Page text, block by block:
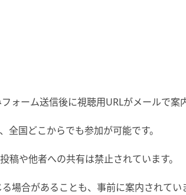
ォーム送信後に視聴用URLがメールで案
国どこからでも参加が可能です。
稿や他者への共有は禁止されています。
場合があることも、事前に案内されてい